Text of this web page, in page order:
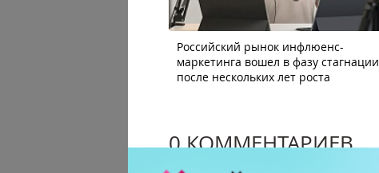
Российский рынок инфлюенс-
маркетинга вошел в фазу стагнации
после нескольких лет роста
0 КОММЕНТАРИЕВ